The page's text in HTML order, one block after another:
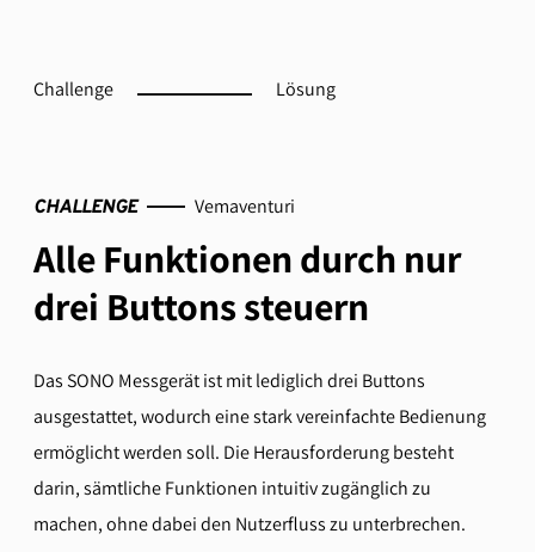
Challenge Lösung
CHALLENGE Vemaventuri
Alle Funktionen durch nur
drei Buttons steuern
Das SONO Messgerät ist mit lediglich drei Buttons
ausgestattet, wodurch eine stark vereinfachte Bedienung
ermöglicht werden soll. Die Herausforderung besteht
darin, sämtliche Funktionen intuitiv zugänglich zu
machen, ohne dabei den Nutzerfluss zu unterbrechen.